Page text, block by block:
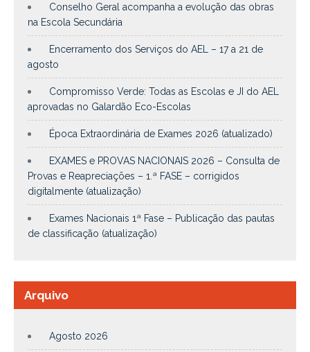
Conselho Geral acompanha a evolução das obras
na Escola Secundária
Encerramento dos Serviços do AEL – 17 a 21 de
agosto
Compromisso Verde: Todas as Escolas e JI do AEL
aprovadas no Galardão Eco-Escolas
Época Extraordinária de Exames 2026 (atualizado)
EXAMES e PROVAS NACIONAIS 2026 – Consulta de
Provas e Reapreciações – 1.ª FASE – corrigidos
digitalmente (atualização)
Exames Nacionais 1ª Fase – Publicação das pautas
de classificação (atualização)
Arquivo
Agosto 2026